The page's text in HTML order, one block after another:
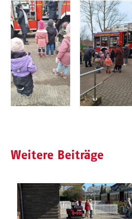
Weitere Beiträge